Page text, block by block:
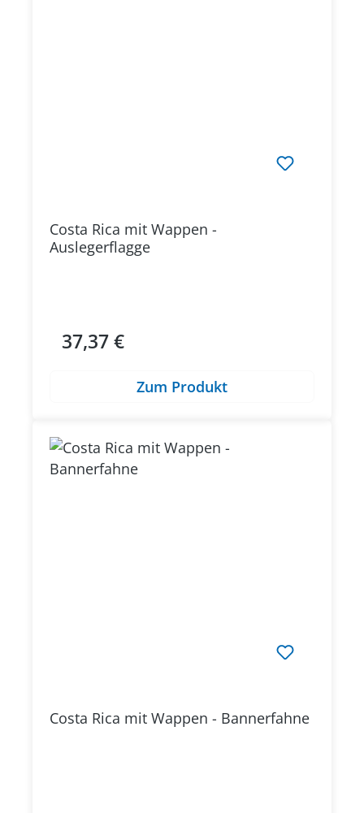
Costa Rica mit Wappen -
Auslegerflagge
Regulärer Preis:
37,37 €
Zum Produkt
Costa Rica mit Wappen - Bannerfahne